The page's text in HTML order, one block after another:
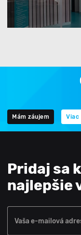
Mám záujem Viac
Pridaj sa
najlepšie
Vaša e-mailová